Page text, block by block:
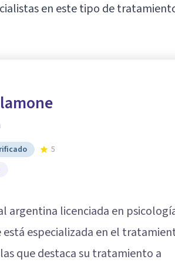
en este tipo de
5
argentina licenciada en
está especializada en el
que destaca su tratamiento a